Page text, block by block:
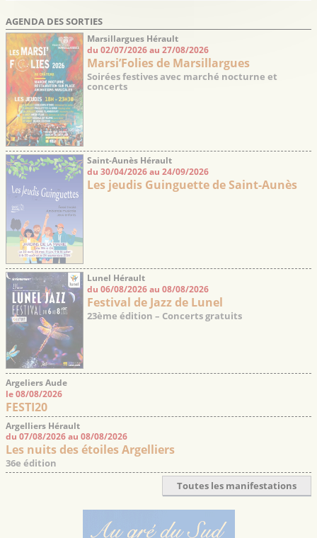
AGENDA DES SORTIES
Marsillargues Hérault
du 02/07/2026 au 27/08/2026
Marsi’Folies de Marsillargues
Soirées festives avec marché nocturne et
concerts
Saint-Aunès Hérault
du 30/04/2026 au 24/09/2026
Les jeudis Guinguette de Saint-Aunès
Lunel Hérault
du 06/08/2026 au 08/08/2026
Festival de Jazz de Lunel
23ème édition – Concerts gratuits
Argeliers Aude
le 08/08/2026
FESTI20
Argelliers Hérault
du 07/08/2026 au 08/08/2026
Les nuits des étoiles Argelliers
36e édition
Toutes les manifestations